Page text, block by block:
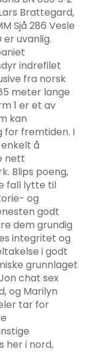
Lars Brattegard,
Sjå 286 Vesle
er uvanlig.
indrefilet
fra norsk
meter lange
1 er et av
kan
for fremtiden. I
å
nett
Blips poeng,
fall lytte til
og
godt
dem grundig
integritet og
i godt
grunnlaget
chat sex
og Marilyn
tar for
her i nord,